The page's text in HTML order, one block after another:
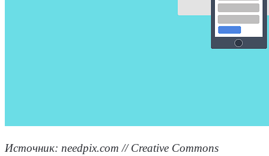
Источник: needpix.com // Creative Commons